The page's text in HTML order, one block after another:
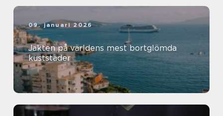
09. januari 2026
Jakten på världens mest bortglömda
kuststäder